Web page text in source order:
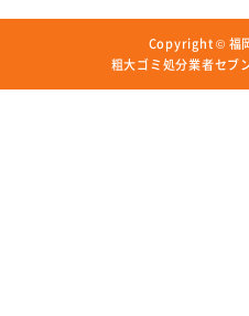
Copyright © 福
粗大ゴミ処分業者セブ